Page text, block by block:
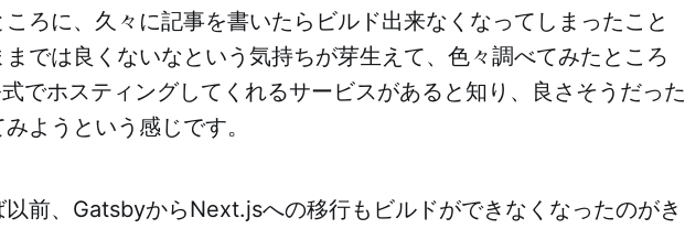
ころに、久々に記事を書いたらビルド出来なくなってしまったこと
までは良くないなという気持ちが芽生えて、色々調べてみたところ
でホスティングしてくれるサービスがあると知り、良さそうだった
ようという感じです。
以前、GatsbyからNext.jsへの移行もビルドができなくなったのがき